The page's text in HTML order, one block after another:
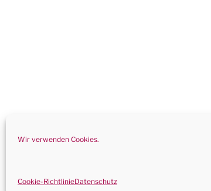
Wir verwenden Cookies.
Cookie-RichtlinieDatenschutz